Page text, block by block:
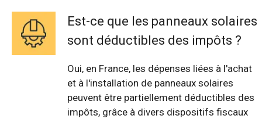
Est-ce que les panneaux solaires
sont déductibles des impôts ?
Oui, en France, les dépenses liées à l'achat
et à l'installation de panneaux solaires
peuvent être partiellement déductibles des
impôts, grâce à divers dispositifs fiscaux